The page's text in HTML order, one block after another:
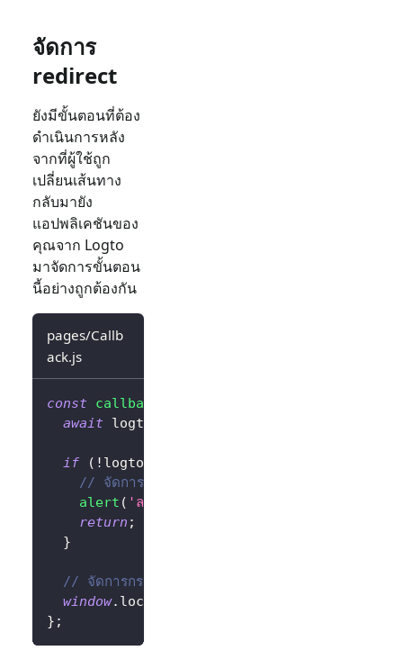
จัดการ
redirect
ยังมีขั้นตอนที่ต้อง
ดำเนินการหลัง
จากที่ผู้ใช้ถูก
เปลี่ยนเส้นทาง
กลับมายัง
แอปพลิเคชันของ
คุณจาก Logto
มาจัดการขั้นตอน
นี้อย่างถูกต้องกัน
pages/Callb
ack.js
const callbackHandler
await logtoClient
if ( ! logtoClient
// จัดการกรณีลงชื่อเข้าใช้ไม่สำเร็จ
alert ( 'ลงชื่อเข้าใช้ไม่สำเร็จ'
return ;
}
// จัดการกรณีลงชื่อเข้าใช้สำเร็จ
window. location
} ;